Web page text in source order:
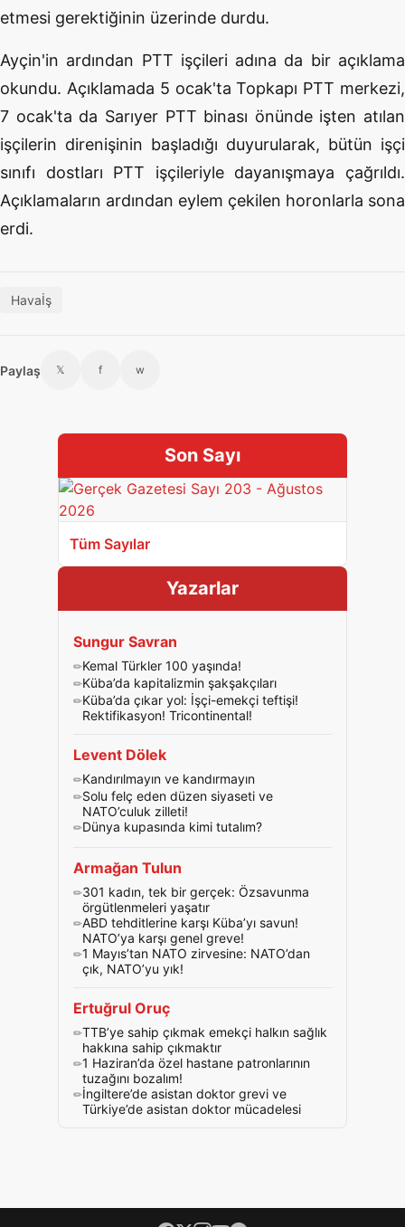
etmesi gerektiğinin üzerinde durdu.
Ayçin'in ardından PTT işçileri adına da bir açıklama
okundu. Açıklamada 5 ocak'ta Topkapı PTT merkezi,
7 ocak'ta da Sarıyer PTT binası önünde işten atılan
işçilerin direnişinin başladığı duyurularak, bütün işçi
sınıfı dostları PTT işçileriyle dayanışmaya çağrıldı.
Açıklamaların ardından eylem çekilen horonlarla sona
erdi.
Havaİş
Paylaş 𝕏 f w
Son Sayı
Tüm Sayılar
Yazarlar
Sungur Savran
Kemal Türkler 100 yaşında!
Küba’da kapitalizmin şakşakçıları
Küba’da çıkar yol: İşçi-emekçi teftişi!
Rektifikasyon! Tricontinental!
Levent Dölek
Kandırılmayın ve kandırmayın
Solu felç eden düzen siyaseti ve
NATO’culuk zilleti!
Dünya kupasında kimi tutalım?
Armağan Tulun
301 kadın, tek bir gerçek: Özsavunma
örgütlenmeleri yaşatır
ABD tehditlerine karşı Küba’yı savun!
NATO’ya karşı genel greve!
1 Mayıs’tan NATO zirvesine: NATO’dan
çık, NATO’yu yık!
Ertuğrul Oruç
TTB’ye sahip çıkmak emekçi halkın sağlık
hakkına sahip çıkmaktır
1 Haziran’da özel hastane patronlarının
tuzağını bozalım!
İngiltere’de asistan doktor grevi ve
Türkiye’de asistan doktor mücadelesi